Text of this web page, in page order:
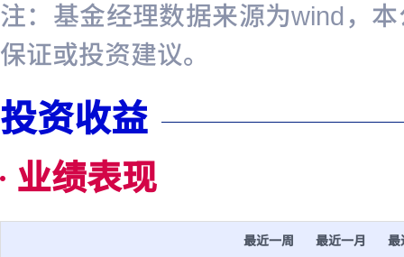
注：基金经理数据来源为wind，
保证或投资建议。
投资收益
业绩表现
最近一周 最近一月 最